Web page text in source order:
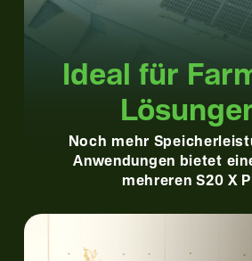
Ideal für
Noch mehr
Anwendungen bietet
mehreren S20 X